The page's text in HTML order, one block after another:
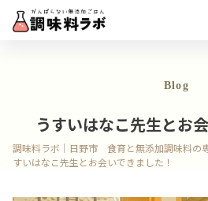
Blog
うすいはなこ先生とお
調味料ラボ｜日野市 食育と無添加調味料の
すいはなこ先生とお会いできました！